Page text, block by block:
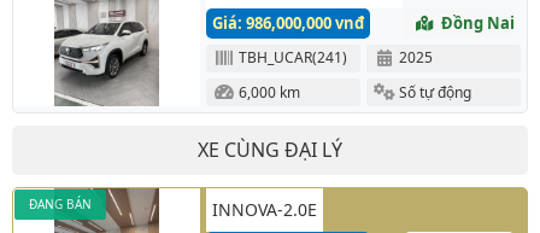
Giá: 986,000,000 vnđ Đồng Nai
TBH_UCAR(241)
2025
6,000 km
Số tự động
XE CÙNG ĐẠI LÝ
INNOVA-2.0E
ĐANG BÁN